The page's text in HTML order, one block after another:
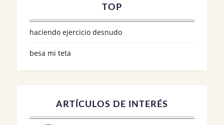
TOP
haciendo ejercicio desnudo
besa mi teta
ARTÍCULOS DE INTERÉS